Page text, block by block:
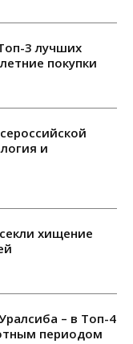
3 лучших
покупки
и
хищение
– в Топ-4
периодом